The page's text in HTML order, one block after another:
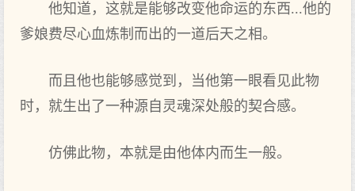
他知道，这就是能够改变他命运的东西...他的
爹娘费尽心血炼制而出的一道后天之相。
而且他也能够感觉到，当他第一眼看见此物
时，就生出了一种源自灵魂深处般的契合感。
仿佛此物，本就是由他体内而生一般。